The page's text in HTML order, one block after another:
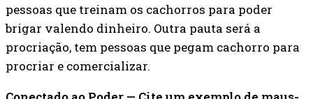
pessoas que treinam os cachorros para poder
brigar valendo dinheiro. Outra pauta será a
procriação, tem pessoas que pegam cachorro para
procriar e comercializar.